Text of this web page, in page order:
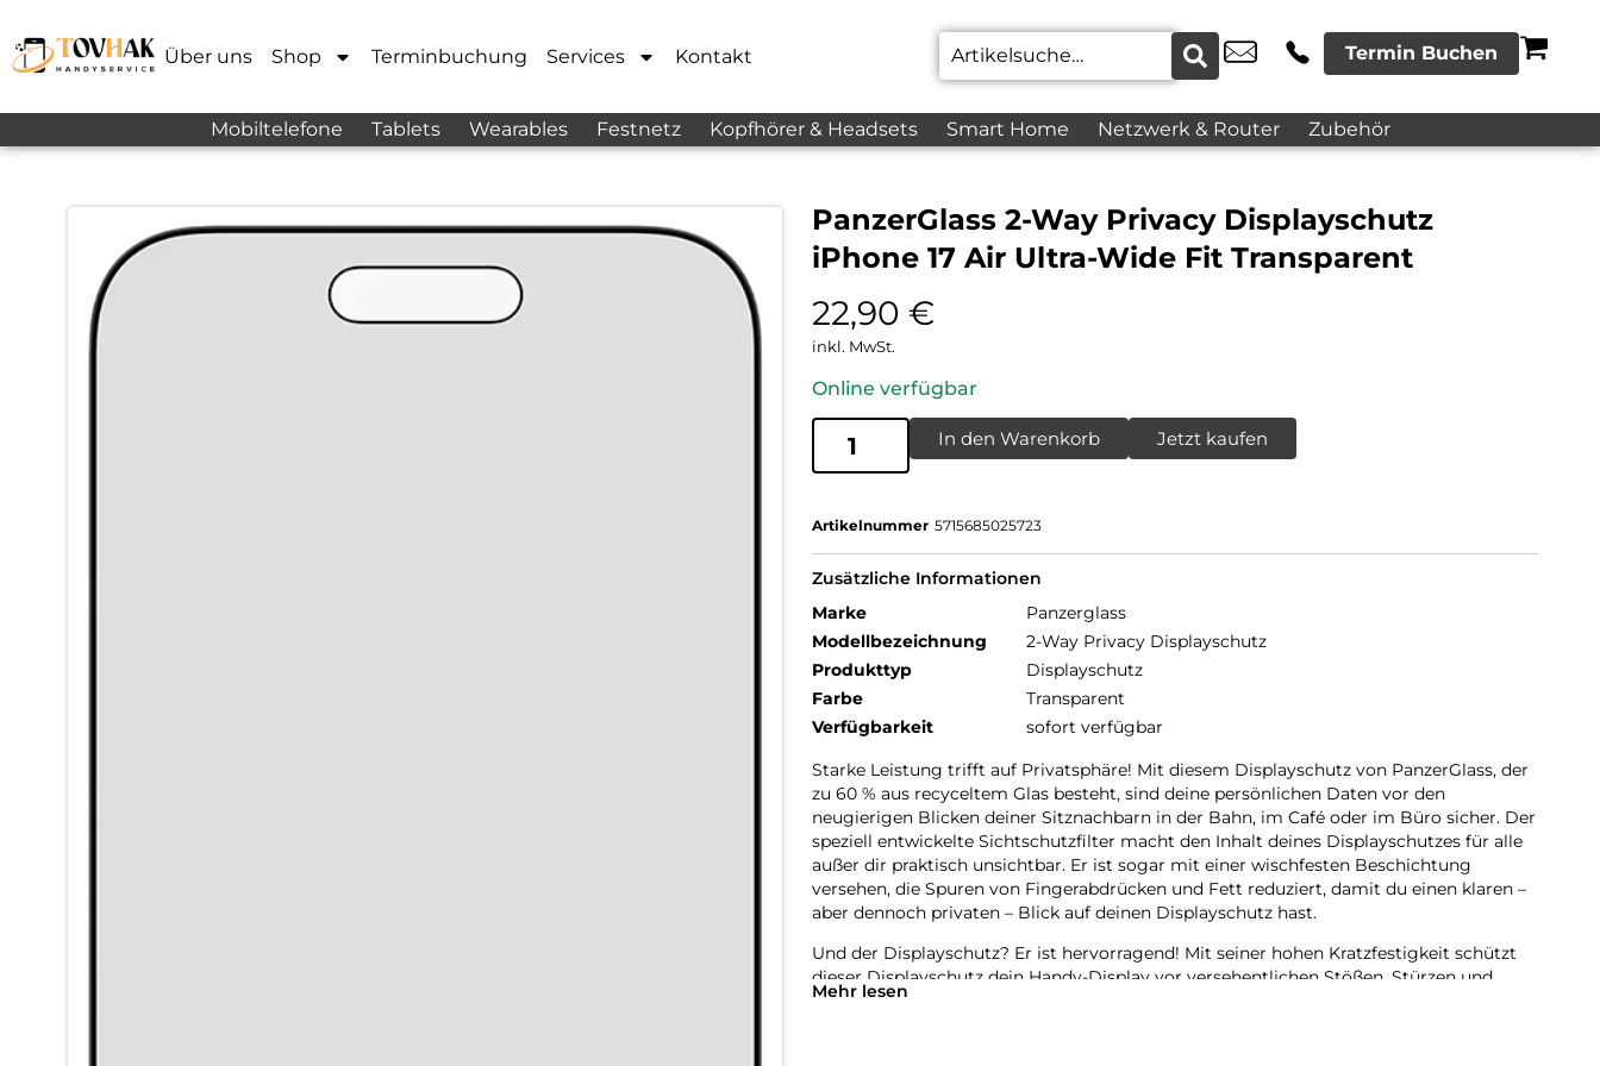
Über uns Shop Terminbuchung Services Kontakt Termin Buchen
Mobiltelefone Tablets Wearables Festnetz Kopfhörer & Headsets Smart Home Netzwerk & Router Zubehör
PanzerGlass 2-Way Privacy Displayschutz
iPhone 17 Air Ultra-Wide Fit Transparent
22,90 €
inkl. MwSt.
Online verfügbar
In den Warenkorb Jetzt kaufen
Artikelnummer 5715685025723
Zusätzliche Informationen
Marke
Panzerglass
Modellbezeichnung
2-Way Privacy Displayschutz
Produkttyp
Displayschutz
Farbe
Transparent
Verfügbarkeit
sofort verfügbar
Starke Leistung trifft auf Privatsphäre! Mit diesem Displayschutz von PanzerGlass, der
zu 60 % aus recyceltem Glas besteht, sind deine persönlichen Daten vor den
neugierigen Blicken deiner Sitznachbarn in der Bahn, im Café oder im Büro sicher. Der
speziell entwickelte Sichtschutzfilter macht den Inhalt deines Displayschutzes für alle
außer dir praktisch unsichtbar. Er ist sogar mit einer wischfesten Beschichtung
versehen, die Spuren von Fingerabdrücken und Fett reduziert, damit du einen klaren –
aber dennoch privaten – Blick auf deinen Displayschutz hast.
Und der Displayschutz? Er ist hervorragend! Mit seiner hohen Kratzfestigkeit schützt
dieser Displayschutz dein Handy-Display vor versehentlichen Stößen, Stürzen und
anderen Gefahren des Alltags. Oder um es etwas nachhaltiger auszudrücken: Er
Mehr lesen